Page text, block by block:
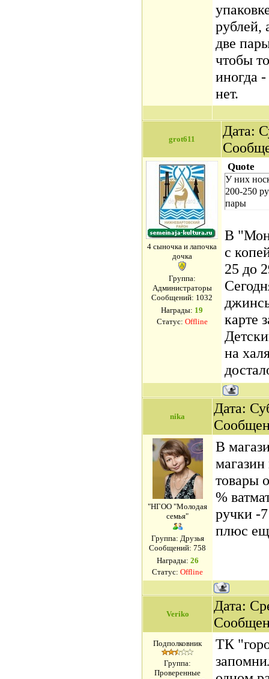
рублей,
две
чтобы
иногда
нет.
grot611
Дата:
4 сыночка и лапочка
дочка
Группа:
Администраторы
Сообщений: 1032
Награды: 19
Статус: Offline
Quote
У них
200-250
пары
В
с
25 до
карте
на
nika
Дата:
"НГОО "Молодая
семья"
Группа: Друзья
Сообщений: 758
Награды: 26
Статус: Offline
В
товары
%
ручки -
плюс
Veriko
Дата:
Подполковник
Группа:
Проверенные
ТК